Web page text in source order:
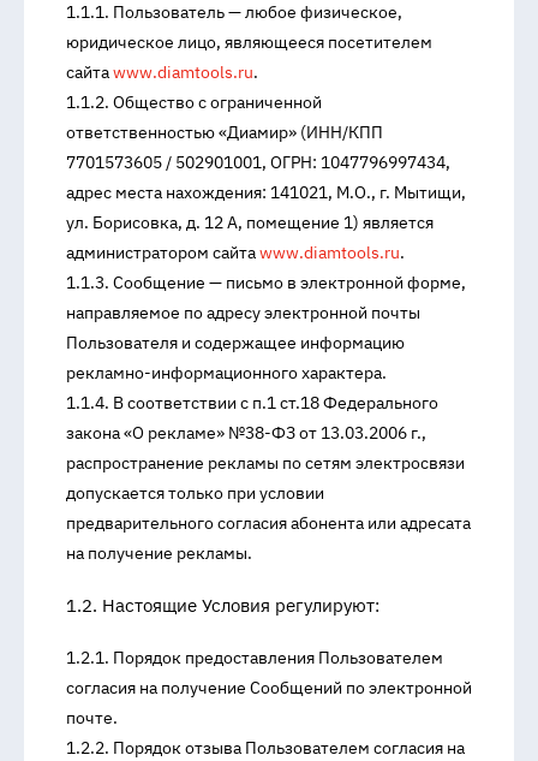
1.1.1. Пользователь — любое физическое,
юридическое лицо, являющееся посетителем
сайтаwww.diamtools.ru.
1.1.2. Общество с ограниченной
ответственностью «Диамир» (ИНН/КПП
7701573605 / 502901001, ОГРН: 1047796997434,
адрес места нахождения: 141021, М.О., г. Мытищи,
ул. Борисовка, д. 12 А, помещение 1) является
администратором сайтаwww.diamtools.ru.
1.1.3. Сообщение — письмо в электронной форме,
направляемое по адресу электронной почты
Пользователя и содержащее информацию
рекламно-информационного характера.
1.1.4. В соответствии с п.1 ст.18 Федерального
закона «О рекламе» №38-ФЗ от 13.03.2006 г.,
распространение рекламы по сетям электросвязи
допускается только при условии
предварительного согласия абонента или адресата
на получение рекламы.
1.2. Настоящие Условия регулируют:
1.2.1. Порядок предоставления Пользователем
согласия на получение Сообщений по электронной
почте.
1.2.2. Порядок отзыва Пользователем согласия на